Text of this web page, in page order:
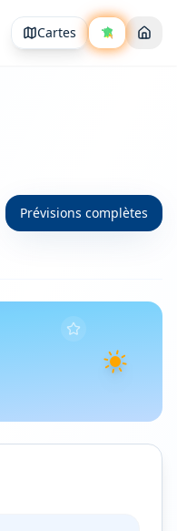
Cartes
Prévisions complètes